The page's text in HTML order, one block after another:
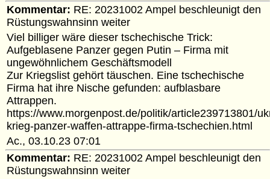
Kommentar: RE: 20231002 Ampel beschleunigt den
Rüstungswahnsinn weiter
Viel billiger wäre dieser tschechische Trick:
Aufgeblasene Panzer gegen Putin – Firma mit
ungewöhnlichem Geschäftsmodell
Zur Kriegslist gehört täuschen. Eine tschechische
Firma hat ihre Nische gefunden: aufblasbare
Attrappen.
https://www.morgenpost.de/politik/article239713801/
krieg-panzer-waffen-attrappe-firma-tschechien.html
Ac., 03.10.23 07:01
Kommentar: RE: 20231002 Ampel beschleunigt den
Rüstungswahnsinn weiter